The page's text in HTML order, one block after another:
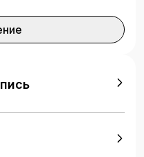
подготовки
Может
лекционных и